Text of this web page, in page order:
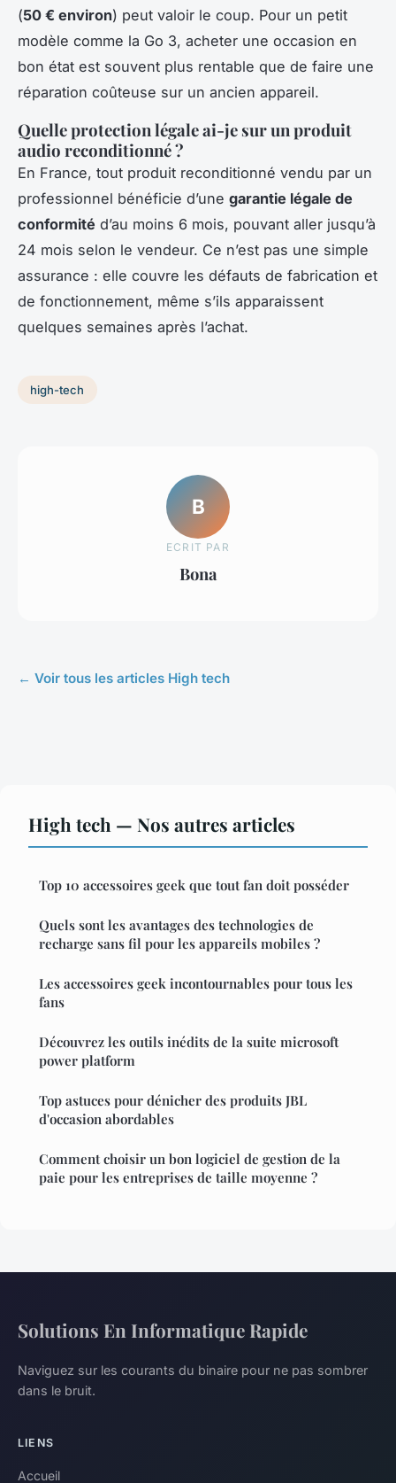
(50 € environ) peut valoir le coup. Pour un petit
modèle comme la Go 3, acheter une occasion en
bon état est souvent plus rentable que de faire une
réparation coûteuse sur un ancien appareil.
Quelle protection légale ai-je sur un produit
audio reconditionné ?
En France, tout produit reconditionné vendu par un
professionnel bénéficie d’une garantie légale de
conformité d’au moins 6 mois, pouvant aller jusqu’à
24 mois selon le vendeur. Ce n’est pas une simple
assurance : elle couvre les défauts de fabrication et
de fonctionnement, même s’ils apparaissent
quelques semaines après l’achat.
high-tech
B
ECRIT PAR
Bona
← Voir tous les articles High tech
High tech — Nos autres articles
Top 10 accessoires geek que tout fan doit posséder
Quels sont les avantages des technologies de
recharge sans fil pour les appareils mobiles ?
Les accessoires geek incontournables pour tous les
fans
Découvrez les outils inédits de la suite microsoft
power platform
Top astuces pour dénicher des produits JBL
d'occasion abordables
Comment choisir un bon logiciel de gestion de la
paie pour les entreprises de taille moyenne ?
Solutions En Informatique Rapide
Naviguez sur les courants du binaire pour ne pas sombrer
dans le bruit.
LIENS
Accueil